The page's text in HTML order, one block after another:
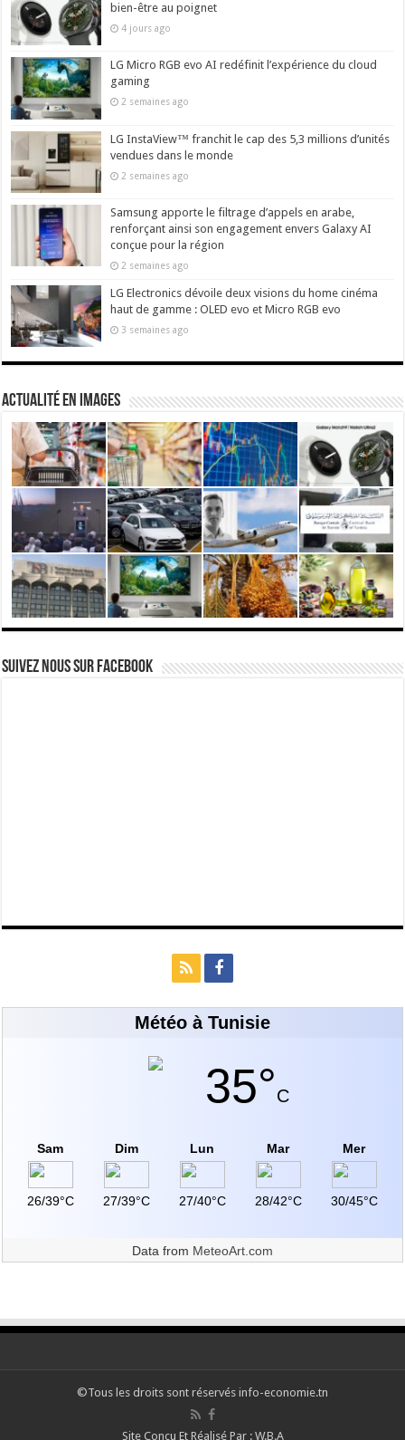
bien-être au poignet
4 jours ago
LG Micro RGB evo AI redéfinit l’expérience du cloud
gaming
2 semaines ago
LG InstaView™ franchit le cap des 5,3 millions d’unités
vendues dans le monde
2 semaines ago
Samsung apporte le filtrage d’appels en arabe,
renforçant ainsi son engagement envers Galaxy AI
conçue pour la région
2 semaines ago
LG Electronics dévoile deux visions du home cinéma
haut de gamme : OLED evo et Micro RGB evo
3 semaines ago
actualité en images
Suivez nous Sur Facebook
Météo à Tunisie
35°C
Sam
26/39°C
Dim
27/39°C
Lun
27/40°C
Mar
28/42°C
Mer
30/45°C
Data from MeteoArt.com
©Tous les droits sont réservés info-economie.tn
Site Conçu Et Réalisé Par : W.B.A